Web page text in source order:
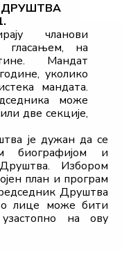
ДРУШТВА
чланови
гласањем, на
Мандат
уколико
мандата.
може
две секције,
је дужан да се
биографијом и
Избором
план и програм
Друштва
лице може бити
на ову